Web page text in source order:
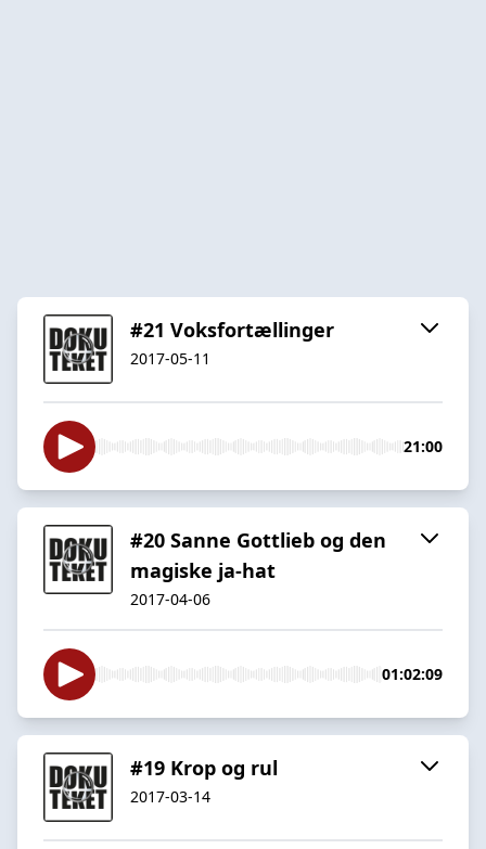
#21 Voksfortællinger
2017-05-11
21:00
#20 Sanne Gottlieb og den
magiske ja-hat
2017-04-06
01:02:09
#19 Krop og rul
2017-03-14